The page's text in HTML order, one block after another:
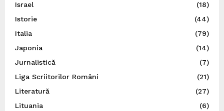
Israel
(18)
Istorie
(44)
Italia
(79)
Japonia
(14)
Jurnalistică
(7)
Liga Scriitorilor Români
(21)
Literatură
(27)
Lituania
(6)